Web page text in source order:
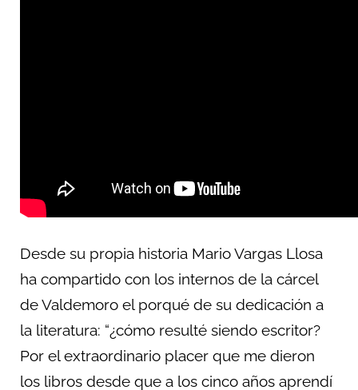
Desde su propia historia Mario Vargas Llosa
ha compartido con los internos de la cárcel
de Valdemoro el porqué de su dedicación a
la literatura: “¿cómo resulté siendo escritor?
Por el extraordinario placer que me dieron
los libros desde que a los cinco años aprendí